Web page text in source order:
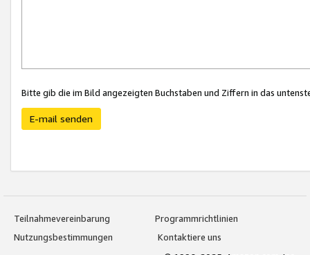
Bitte gib die im Bild angezeigten Buchstaben und Ziffern in das
E-mail senden
Teilnahmevereinbarung
Programmrichtlinien
Nutzungsbestimmungen
Kontaktiere uns